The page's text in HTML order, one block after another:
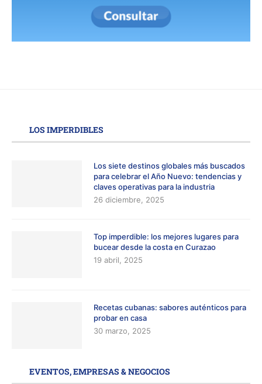
LOS IMPERDIBLES
Los siete destinos globales más buscados
para celebrar el Año Nuevo: tendencias y
claves operativas para la industria
26 diciembre, 2025
Top imperdible: los mejores lugares para
bucear desde la costa en Curazao
19 abril, 2025
Recetas cubanas: sabores auténticos para
probar en casa
30 marzo, 2025
EVENTOS, EMPRESAS & NEGOCIOS